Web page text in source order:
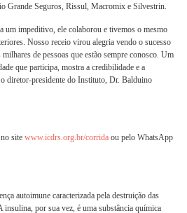
Grande Seguros, Rissul, Macromix e Silvestrin.
um impeditivo, ele colaborou e tivemos o mesmo
Nosso receio virou alegria vendo o sucesso
de pessoas que estão sempre conosco. Um
que participa, mostra a credibilidade e a
diretor-presidente do Instituto, Dr. Balduino
site www.icdrs.org.br/corrida ou pelo WhatsApp
autoimune caracterizada pela destruição das
insulina, por sua vez, é uma substância química